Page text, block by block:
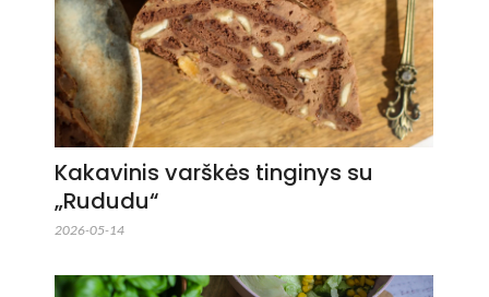
Kakavinis varškės tinginys su
„Rududu“
2026-05-14